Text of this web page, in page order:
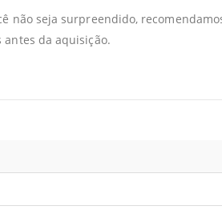
não seja surpreendido,
da aquisição.